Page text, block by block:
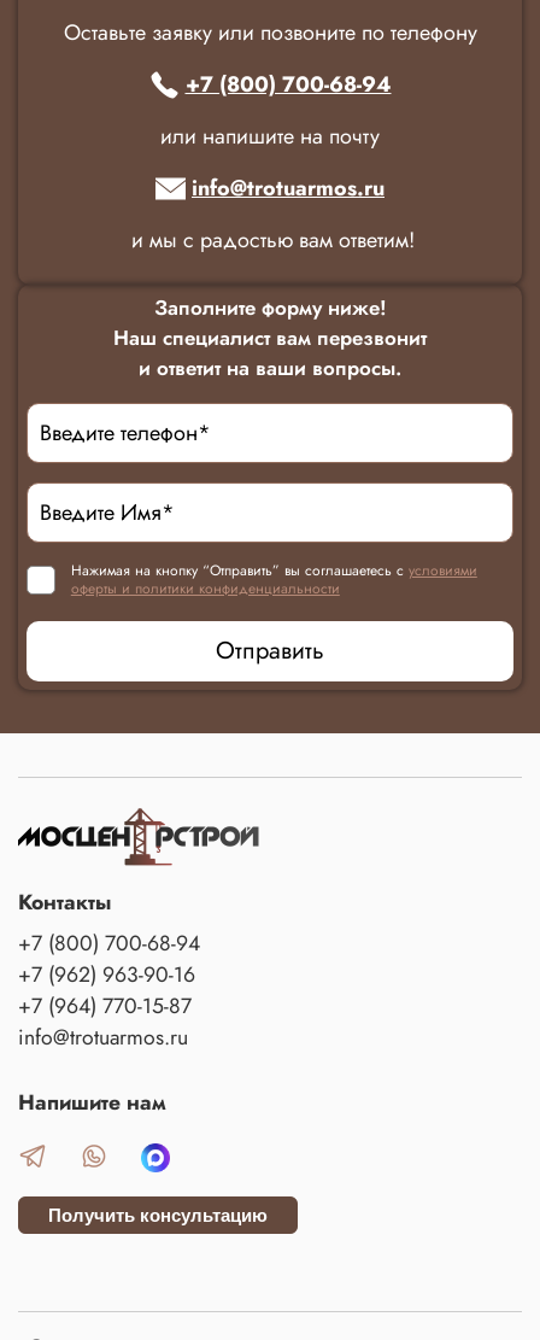
Оставьте заявку или позвоните по телефону
+7 (800) 700-68-94
или напишите на почту
info@trotuarmos.ru
и мы с радостью вам ответим!
Заполните форму ниже!
Наш специалист вам перезвонит
и ответит на ваши вопросы.
Нажимая на кнопку “Отправить” вы соглашаетесь с условиями
оферты и политики конфиденциальности
Отправить
Контакты
+7 (800) 700-68-94
+7 (962) 963-90-16
+7 (964) 770-15-87
info@trotuarmos.ru
Напишите нам
Получить консультацию